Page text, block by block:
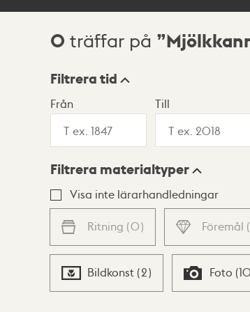
Sökresultat
0 träffar på
Visningsläge
Lista Karta
Filtrera tid
Från Till
Filtrera materialtyper
Visa inte lärarhandledningar
Ritning (0) Föremål (
Bildkonst (2) Foto (